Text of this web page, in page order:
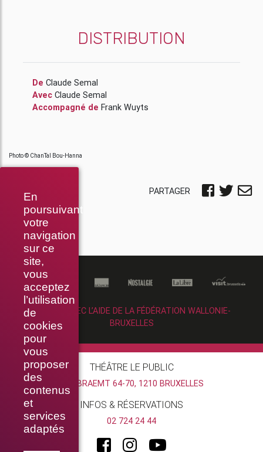
En
poursuivant
votre
navigation
sur ce
site,
vous
acceptez
l’utilisation
de
cookies
pour
vous
proposer
des
contenus
et
services
adaptés
DISTRIBUTION
De Claude Semal
Avec Claude Semal
Accompagné de Frank Wuyts
Photo © ChanTal Bou-Hanna
PARTAGER
RÉALISÉ AVEC L’AIDE DE LA FÉDÉRATION WALLONIE-
BRUXELLES
THÉÂTRE LE PUBLIC
RUE BRAEMT 64-70, 1210 BRUXELLES
INFOS & RÉSERVATIONS
02 724 24 44